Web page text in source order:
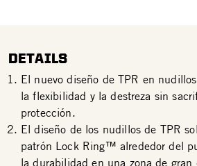
DETAILS
El nuevo diseño de TPR en
la flexibilidad y la destreza sin
protección.
El diseño de los nudillos de TPR
patrón Lock Ring™ alrededor del
la durabilidad en una zona de gran